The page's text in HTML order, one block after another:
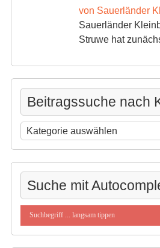
von Sauerländer
Sauerländer
Struwe hat
Beitragssuche nach
Beitragssuche
nach
Suche mit